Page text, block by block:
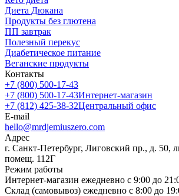
Диета Дюкана
Продукты без глютена
ПП завтрак
Полезный перекус
Диабетическое питание
Веганские продукты
Контакты
+7 (800) 500-17-43
+7 (800) 500-17-43Интернет-магазин
+7 (812) 425-38-32Центральный офис
E-mail
hello@mrdjemiuszero.com
Адрес
г. Санкт-Петербург, Лиговский пр., д. 50,
помещ. 112Г
Режим работы
Интернет-магазин ежедневно с 9:00 до
Склад (самовывоз) ежедневно с 8:00 до